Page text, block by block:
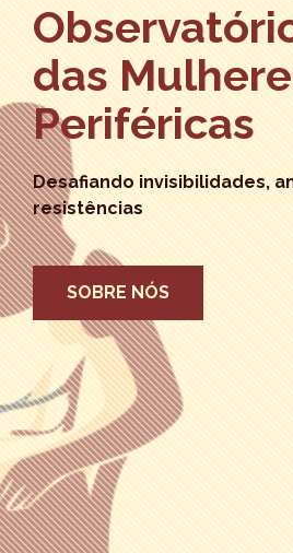
das
Periféricas
Desafiando invisibilidades,
resistências
SOBRE NÓS